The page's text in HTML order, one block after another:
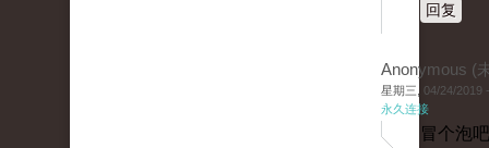
回复
Anonymous (
星期三, 04/24/2019
永久连接
冒个泡